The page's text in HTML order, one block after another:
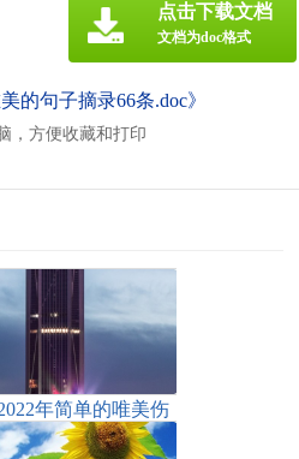
的句子摘录66条.doc》
，方便收藏和打印
点击下载文档
文档为doc格式
年简单的唯美伤
感的句子汇总99条